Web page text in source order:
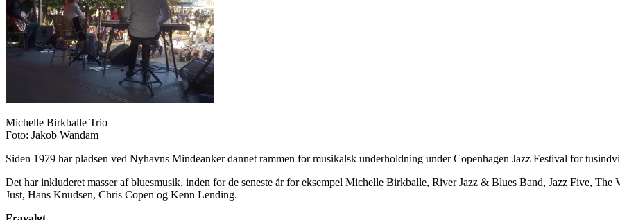
Michelle Birkballe Trio
Foto: Jakob Wandam
Siden 1979 har pladsen ved Nyhavns Mindeanker dannet rammen for musikalsk underholdning under Copenhagen Jazz Festival for
Det har inkluderet masser af bluesmusik, inden for de seneste år for eksempel Michelle Birkballe, River Jazz & Blues Band, Jazz Five,
Just, Hans Knudsen, Chris Copen og Kenn Lending.